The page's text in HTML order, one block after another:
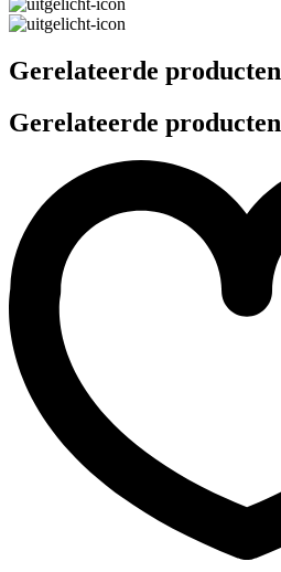
Gerelateerde producten
Gerelateerde producten